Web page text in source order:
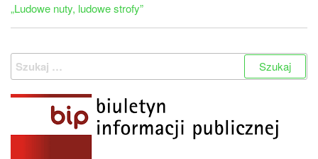
„Ludowe nuty, ludowe strofy”
Szukaj: